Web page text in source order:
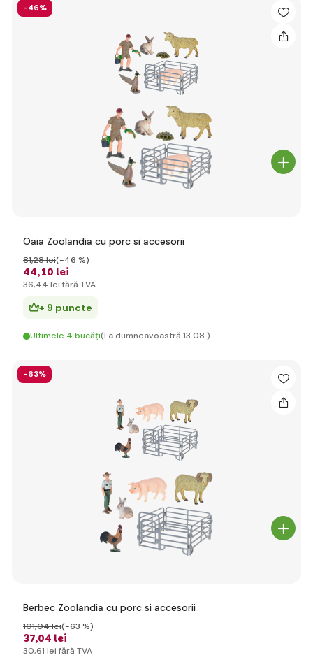
-46%
Oaia Zoolandia cu porc si accesorii
44,10 lei
81,28 lei(-46 %)
36,44 lei fără TVA
+ 9 puncte
Ultimele 4 bucăți(La dumneavoastră 13.08.)
-63%
Berbec Zoolandia cu porc si accesorii
37,04 lei
101,04 lei(-63 %)
30,61 lei fără TVA